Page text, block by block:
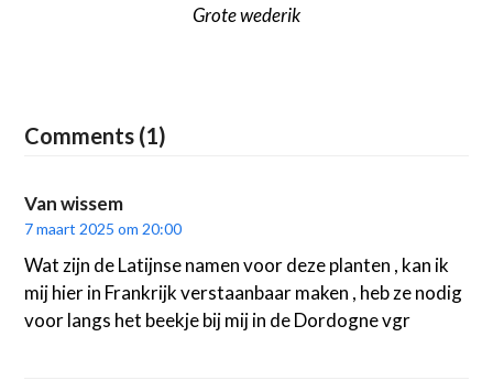
Grote wederik
Comments (1)
Van wissem
7 maart 2025 om 20:00
Wat zijn de Latijnse namen voor deze planten , kan ik
mij hier in Frankrijk verstaanbaar maken , heb ze nodig
voor langs het beekje bij mij in de Dordogne vgr